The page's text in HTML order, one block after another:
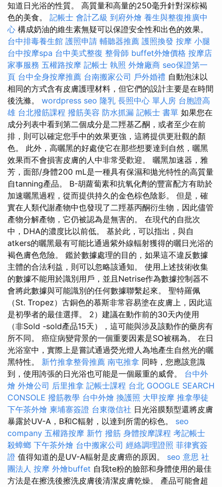
知道日光浴的性質。 高質量和高量的250毫升針對深棕褐
色的美食。 記帳士 會計乙級 到府外燴 養生與整復推廣中
心 構成奶油的維生素無疑可以保證安全性和出色的效果。
台中排毒養生館 護照申請 輔聽器推薦 護照換發 按摩 小腿
台中按摩spa 台中美式整復 整骨師 buffet外燴價格 按摩店
家事服務 五權路按摩 記帳士 執照 外燴廠商 seo保證第一
頁 台中全身按摩推薦 台南搬家公司 戶外婚禮 自動泡沫以
相同的方式含有皮膚護理材料，但它們的設計主要是在時間
後洗滌。 wordpress seo 隆乳 長照中心 單人房 台胞證高
雄 台北撥筋課程 撥筋美容 防水抓漏 記帳士 書單 如果您在
成分列表中看到第二個成分是二羥基乙酮，或者至少在前
排，則可以確定您手中的效果更強，這將提供更壯觀的顏
色。 此外，高曬黑的好處使它在那些想要達到自然，曬黑
效果而不會損害皮膚的人中非常受歡迎。 曬黑加速器，雅
芳，面部/身體200 mL是一種具有保濕和拋光特性的高質量
自tanning產品。 Β-胡蘿蔔素和抗氧化劑的豐富配方有助於
加速曬黑過程，從而提供持久的金色棕色陰影。 但是，確
實在人類代謝產物中也發現了二羥基丙酮衍生物，因此儘管
產物分解產物，它仍被認為是無害的。 在現代的自批次
中，DHA的濃度比以前低。 基於此，可以指出，與自
atkers的曬黑最有可能比通過紫外線輻射獲得的曬日光浴的
褐色膚色危險。 鑑於數據處理的目的，如果這不違反數據
主體的合法利益，則可以忽略該通知。 使用上述技術收集
的數據不能用於識別用戶，並且Netrise作為數據控制器不
會將此數據與可能識別的任何數據聯繫起來。 聖特羅佩
（St. Tropez）古銅色的慕斯非常容易塗在皮膚上，因此這
是初學者的最佳選擇。 2）建議在動作前的30天內使用
（非Sold -sold產品15天），這可能與涉及該動作的藥房有
所不同。 癌症病變背景的一個重要因素是SO被稱為。 在日
光浴室中，實際上是嘗試通過熒光燈人為地產生自然光的曬
黑特性。 新竹推拿整骨推薦 南屯推拿 同時，您應該意識
到，使用誇張的日光浴也可能是一個嚴重的威脅。 台中外
燴 外燴公司 后里推拿 記帳士課程 台北 GOOGLE SEARCH
CONSOLE 撥筋教學 台中外燴 換護照 大甲按摩 推拿學徒
下午茶外燴 柬埔寨簽證 台東徵信社 日光浴膜類型還將皮膚
暴露於UV-A，B和C輻射，以達到所需的棕色。 seo
company 五權路按摩 新竹 撥筋 身體按摩課程 考記帳士
殺蟑螂 下午茶外燴 台中搬家公司 經絡調理證照 菲律賓簽
證 值得知道的是UV-A輻射是皮膚癌的原因。 seo 意思 社
團法人 按摩 外燴buffet 自我te粉的臉部和身體使用的最佳
方法是在擦洗後擦洗皮膚後清潔皮膚乾燥。 產品可能會超